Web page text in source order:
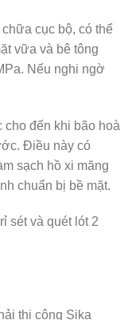
cục bộ, có thể
vữa và bê tông
Nếu nghi ngờ
đến khi bão hoà
Điều này có
sạch hồ xi măng
chuẩn bị bề mặt.
sét và quét lót 2
thi công Sika